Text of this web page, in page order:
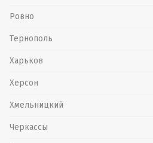
Ровно
Тернополь
Харьков
Херсон
Хмельницкий
Черкассы